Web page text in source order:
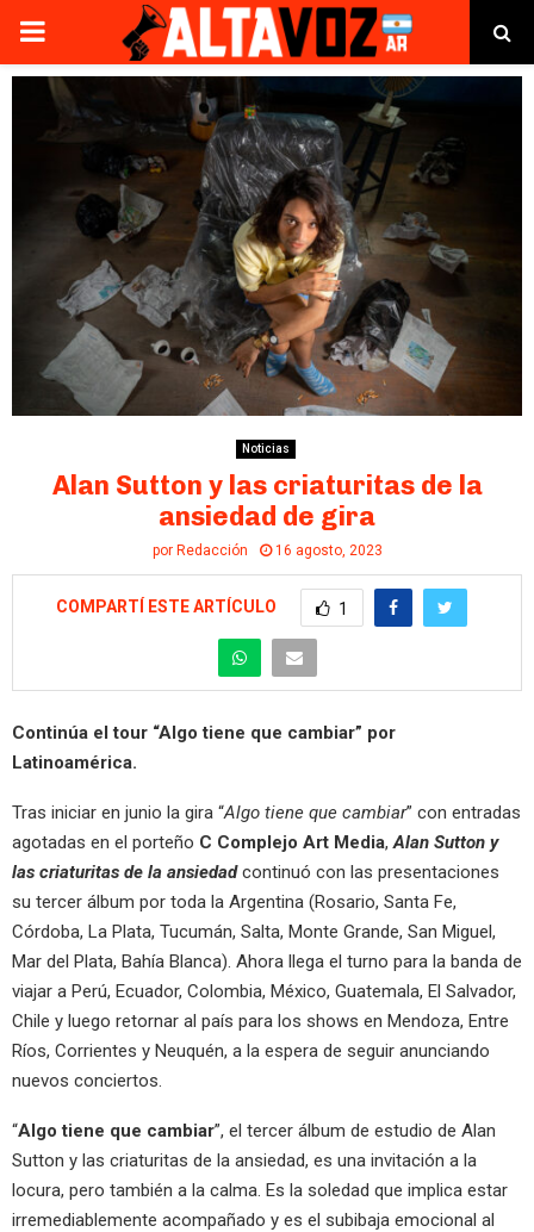
PRIMARY
MENU
Noticias
Alan Sutton y las criaturitas de la
ansiedad de gira
por Redacción 16 agosto, 2023
COMPARTÍ ESTE ARTÍCULO 1
Continúa el tour “Algo tiene que cambiar” por
Latinoamérica.
Tras iniciar en junio la gira “Algo tiene que cambiar” con entradas
agotadas en el porteño C Complejo Art Media,Alan Sutton y
las criaturitas de la ansiedadcontinuó con las presentaciones
su tercer álbum por toda la Argentina (Rosario, Santa Fe,
Córdoba, La Plata, Tucumán, Salta, Monte Grande, San Miguel,
Mar del Plata, Bahía Blanca). Ahora llega el turno para la banda de
viajar a Perú, Ecuador, Colombia, México, Guatemala, El Salvador,
Chile y luego retornar al país para los shows en Mendoza, Entre
Ríos, Corrientes y Neuquén, a la espera de seguir anunciando
nuevos conciertos.
“Algo tiene que cambiar”, el tercer álbum de estudio de Alan
Sutton y las criaturitas de la ansiedad, es una invitación a la
locura, pero también a la calma. Es la soledad que implica estar
irremediablemente acompañado y es el subibaja emocional al